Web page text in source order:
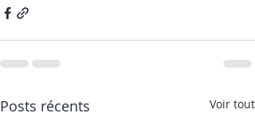
Posts récents Voir tout